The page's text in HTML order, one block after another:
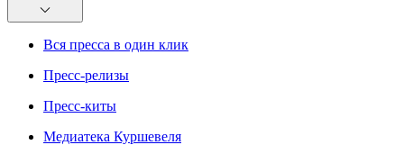
Вся пресса в один клик
Пресс-релизы
Пресс-киты
Медиатека Куршевеля